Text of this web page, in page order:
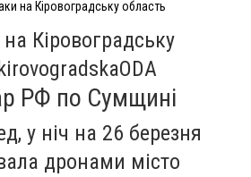
на Кіровоградську область
Кіровоградську
РФ по Сумщині
у ніч на 26 березня
дронами місто